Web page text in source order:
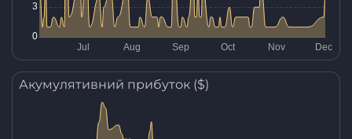
Акумулятивний прибуток ($)